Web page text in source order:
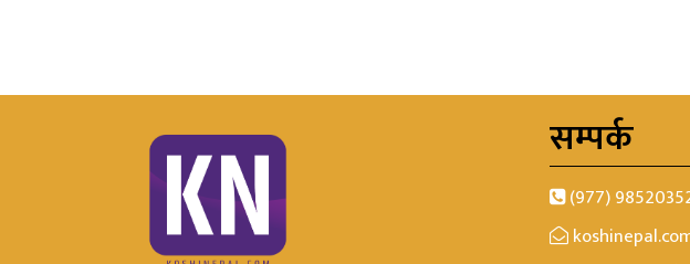
सम्पर्क
(977)